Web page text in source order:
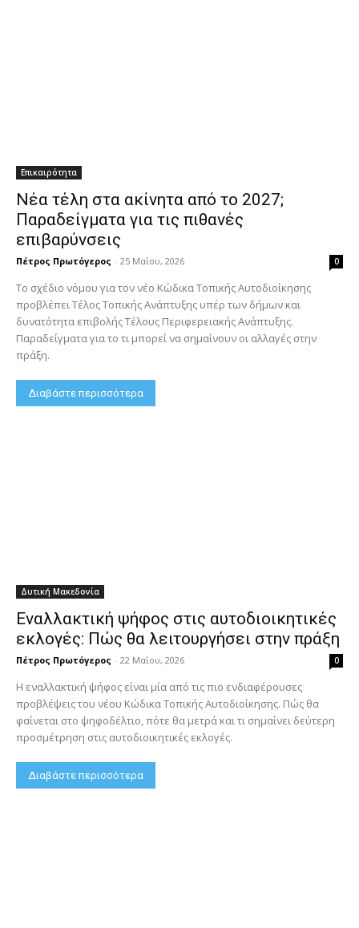
Επικαιρότητα
Νέα τέλη στα ακίνητα από το 2027;
Παραδείγματα για τις πιθανές
επιβαρύνσεις
Πέτρος Πρωτόγερος - 25 Μαΐου, 2026 0
Το σχέδιο νόμου για τον νέο Κώδικα Τοπικής Αυτοδιοίκησης
προβλέπει Τέλος Τοπικής Ανάπτυξης υπέρ των δήμων και
δυνατότητα επιβολής Τέλους Περιφερειακής Ανάπτυξης.
Παραδείγματα για το τι μπορεί να σημαίνουν οι αλλαγές στην
πράξη.
Διαβάστε περισσότερα
Δυτική Μακεδονία
Εναλλακτική ψήφος στις αυτοδιοικητικές
εκλογές: Πώς θα λειτουργήσει στην πράξη
Πέτρος Πρωτόγερος - 22 Μαΐου, 2026 0
Η εναλλακτική ψήφος είναι μία από τις πιο ενδιαφέρουσες
προβλέψεις του νέου Κώδικα Τοπικής Αυτοδιοίκησης. Πώς θα
φαίνεται στο ψηφοδέλτιο, πότε θα μετρά και τι σημαίνει δεύτερη
προσμέτρηση στις αυτοδιοικητικές εκλογές.
Διαβάστε περισσότερα